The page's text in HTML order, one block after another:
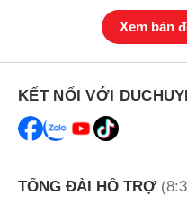
Sau vài ngày trải nghiệm
vai trò là chiếc máy chính,
lại đúng triết lý ban đầu của
Xem bản
KẾT NỐI VỚI
TỔNG ĐÀI HỖ TRỢ